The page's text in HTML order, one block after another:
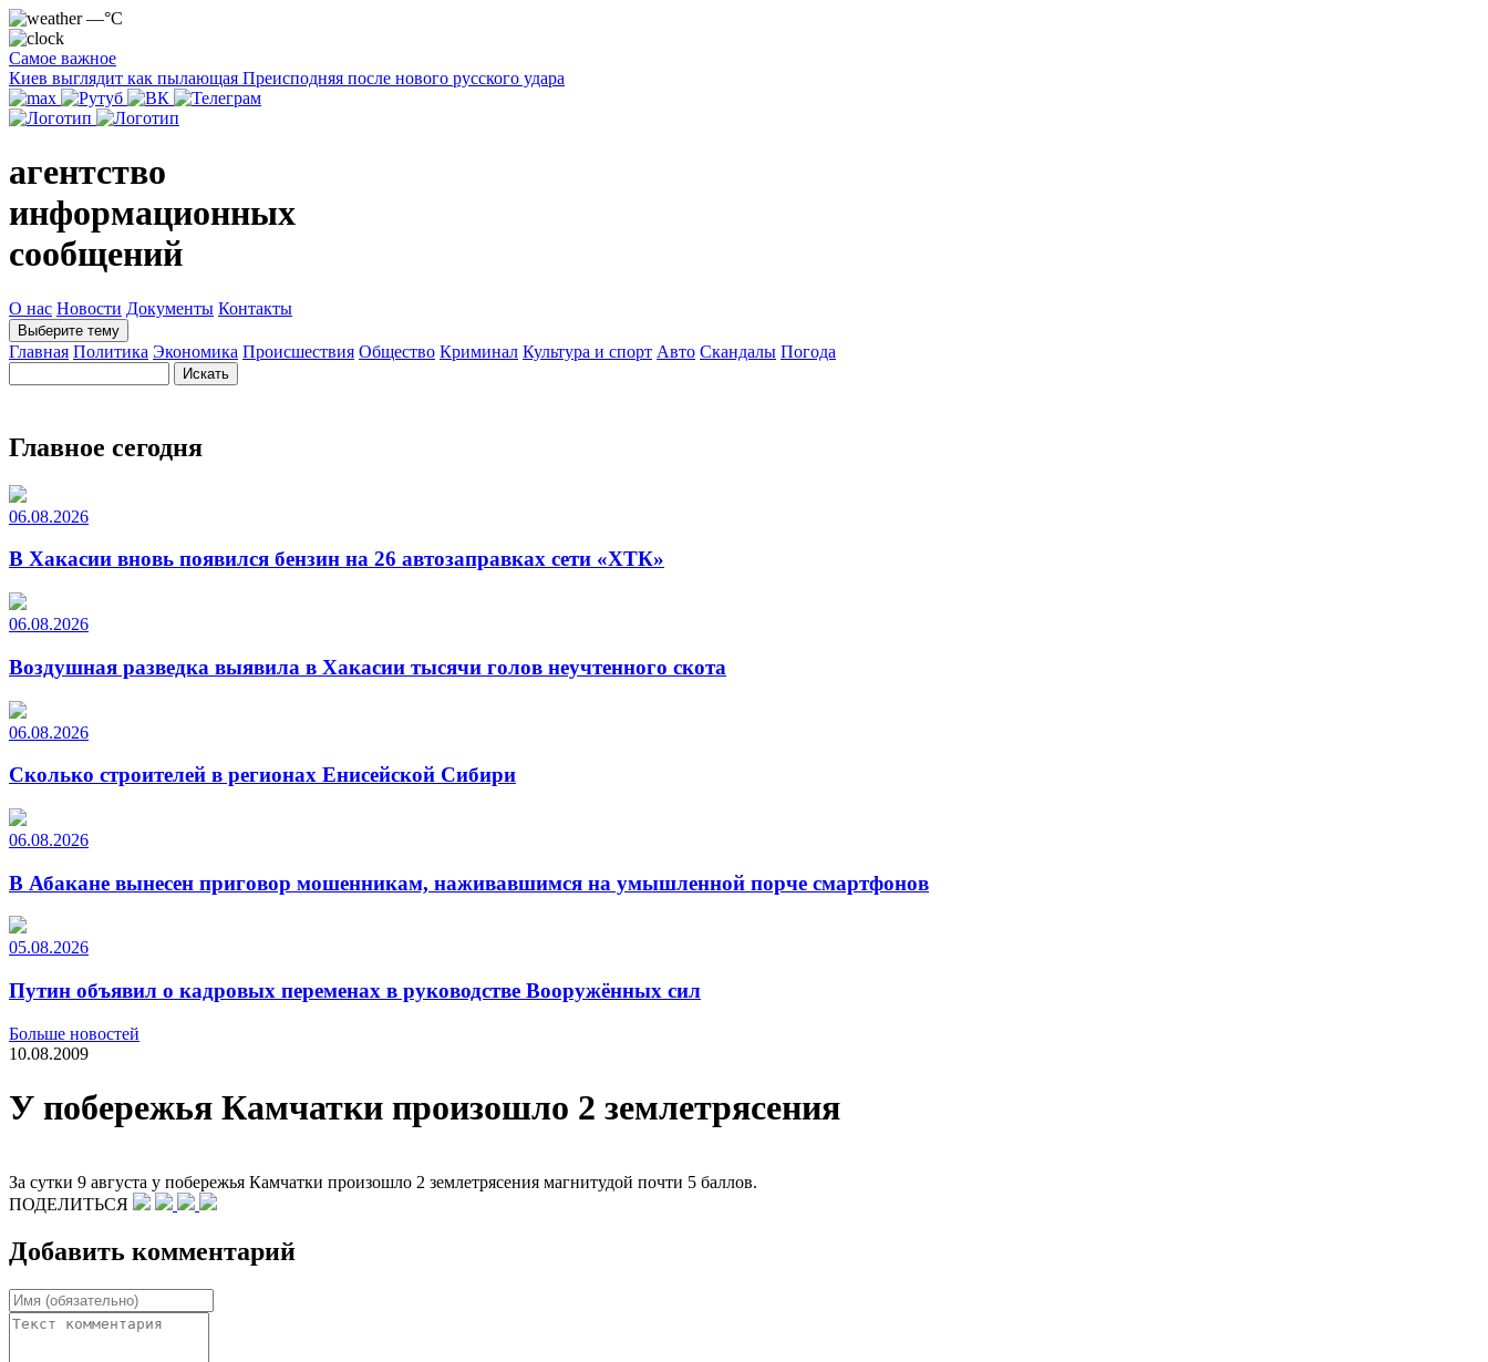
—°C
Самое важное
Киев выглядит как пылающая Преисподняя после нового русского удара
агентство
информационных
сообщений
О нас Новости Документы Контакты
Выберите тему
Главная Политика Экономика Происшествия Общество Криминал Культура и спорт Авто Скандалы Погода
Главное сегодня
06.08.2026
В Хакасии вновь появился бензин на 26 автозаправках сети «ХТК»
06.08.2026
Воздушная разведка выявила в Хакасии тысячи голов неучтенного скота
06.08.2026
Сколько строителей в регионах Енисейской Сибири
06.08.2026
В Абакане вынесен приговор мошенникам, наживавшимся на умышленной порче смартфонов
05.08.2026
Путин объявил о кадровых переменах в руководстве Вооружённых сил
Больше новостей
10.08.2009
У побережья Камчатки произошло 2 землетрясения
За сутки 9 августа у побережья Камчатки произошло 2 землетрясения магнитудой почти 5 баллов.
ПОДЕЛИТЬСЯ
Добавить комментарий